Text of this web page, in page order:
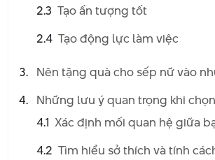
2.3 Tạo ấn tượng tốt
2.4 Tạo động lực làm việc
Nên tặng quà cho sếp nữ vào
Những lưu ý quan trọng khi
nữ
4.1 Xác định mối quan hệ giữa
4.2 Tìm hiểu sở thích và tính